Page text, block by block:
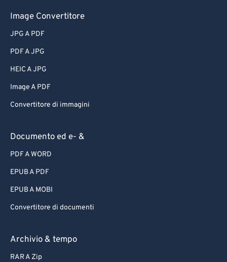
Image Convertitore
JPG A PDF
PDF A JPG
HEIC A JPG
Image A PDF
Convertitore di immagini
Documento ed e- &
PDF A WORD
EPUB A PDF
EPUB A MOBI
Convertitore di documenti
Archivio & tempo
RAR A Zip